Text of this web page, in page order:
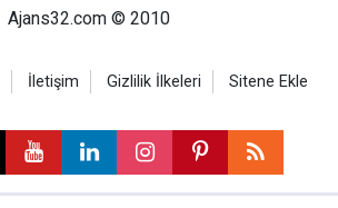
Ajans32.com © 2010
İletişim Gizlilik İlkeleri Sitene Ekle